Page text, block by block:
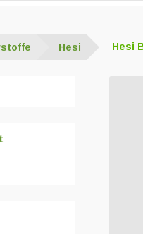
Hesi Hesi